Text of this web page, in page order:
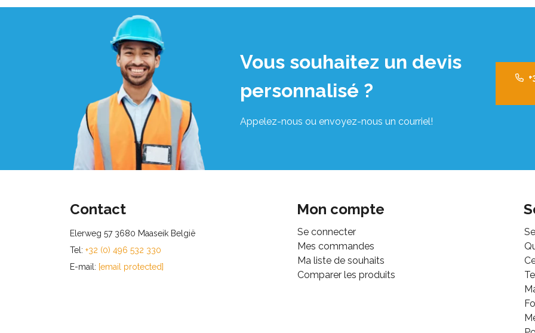
Vous souhaitez un devis
personnalisé ?
Appelez-nous ou envoyez-nous un courriel!
Contact
Elerweg 57 3680 Maaseik België
Tel: +32 (0) 496 532 330
E-mail: [email protected]
Mon compte
Se connecter
Mes commandes
Ma liste de souhaits
Comparer les produits